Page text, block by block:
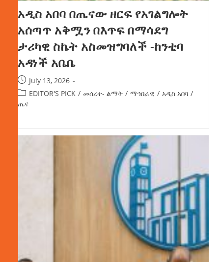
አዲስ አበባ በጤናው ዘርፍ የአገልግሎት
አሰጣጥ አቅሟን በእጥፍ በማሳደግ
ታሪካዊ ስኬት አስመዝግባለች -ከንቲባ
አዳነች አቤቤ
July 13, 2026
EDITOR'S PICK / መሰረተ- ልማት / ማኅበራዊ / አዲስ አበባ /
ጤና